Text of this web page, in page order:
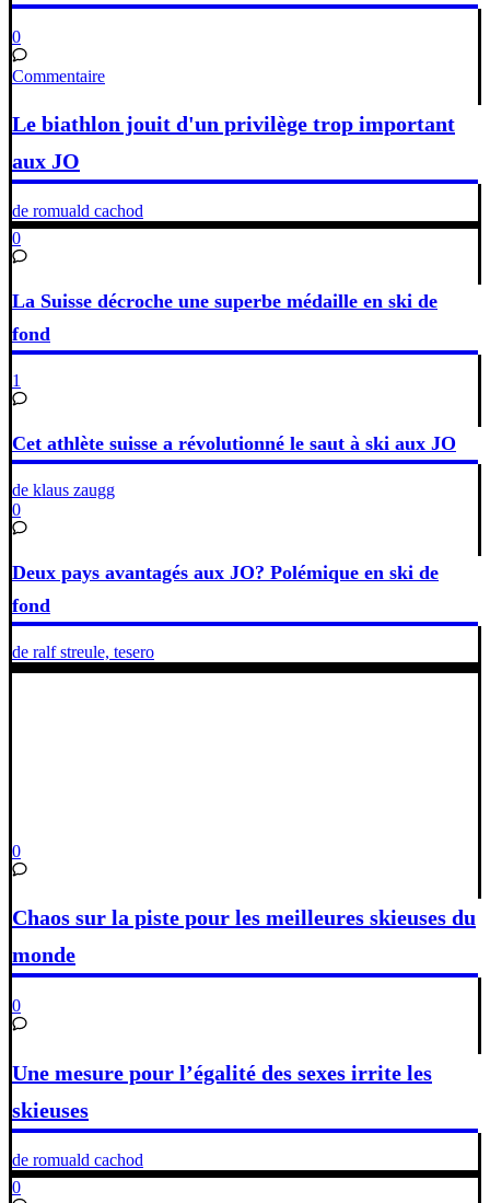
0
Commentaire
Le biathlon jouit d'un privilège trop important
aux JO
de romuald cachod
0
La Suisse décroche une superbe médaille en ski de
fond
1
Cet athlète suisse a révolutionné le saut à ski aux JO
de klaus zaugg
0
Deux pays avantagés aux JO? Polémique en ski de
fond
de ralf streule, tesero
0
Chaos sur la piste pour les meilleures skieuses du
monde
0
Une mesure pour l’égalité des sexes irrite les
skieuses
de romuald cachod
0